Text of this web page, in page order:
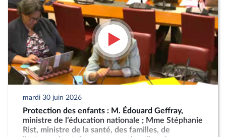
mardi 30 juin 2026
Protection des enfants : M. Édouard Geffray,
ministre de l’éducation nationale ; Mme Stéphanie
Rist, ministre de la santé, des familles, de